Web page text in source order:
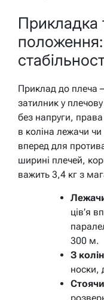
Прикладка
Приклад до плеча
затилник у плечову
без напруги, права
в коліна лежачи
вперед для
ширині плечей,
важить 3,4 кг з
ців’я
300 м.
З
носки,